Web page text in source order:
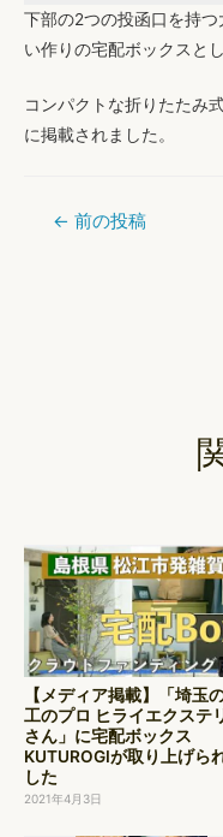
下部の2つの投函口を持
い作りの宅配ボックスと
コンパクトな折りたたみ
に掲載されました。
ン
← 前の投稿
【メディア掲載】「埼玉
工のプロ ヒライエクステ
さん」に宅配ボックス
KUTUROGIが取り上げら
した
2021年4月3日